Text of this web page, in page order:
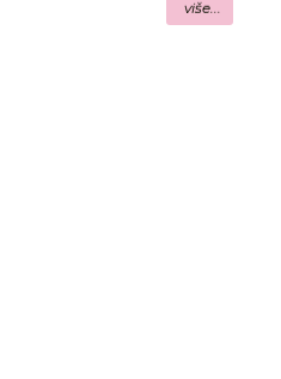
više...